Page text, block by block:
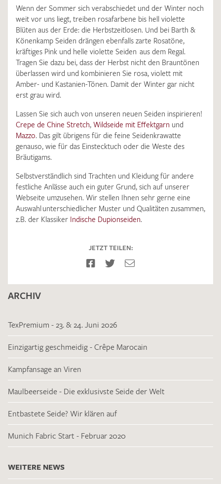
Ich bin damit einverstanden, dass meine angegebenen Daten
zur Beantwortung meiner Musteranfrage genutzt werden.
genommen und akzeptiere diese.
MUSTERANFRAGE SENDEN
Wenn der Sommer sich verabschiedet und der Winter noch
weit vor uns liegt, treiben rosafarbene bis hell violette
Blüten aus der Erde: die Herbstzeitlosen. Und bei Barth &
Könenkamp Seiden drängen ebenfalls zarte Rosatöne,
kräftiges Pink und helle violette Seiden aus dem Regal.
Tragen Sie dazu bei, dass der Herbst nicht den Brauntönen
überlassen wird und kombinieren Sie rosa, violett mit
Amber- und Kastanien-Tönen. Damit der Winter gar nicht
erst grau wird.
Lassen Sie sich auch von unseren neuen Seiden inspirieren!
Crepe de Chine Stretch, Wildseide mit Effektgarn und
Mazzo. Das gilt übrigens für die feine Seidenkrawatte
genauso, wie für das Einstecktuch oder die Weste des
Bräutigams.
Selbstverständlich sind Trachten und Kleidung für andere
festliche Anlässe auch ein guter Grund, sich auf unserer
Webseite umzusehen. Wir stellen Ihnen sehr gerne eine
Auswahl unterschiedlicher Muster und Qualitäten zusammen,
z.B. der Klassiker Indische Dupionseiden.
JETZT TEILEN:
ARCHIV
TexPremium - 23. & 24. Juni 2026
Einzigartig geschmeidig - Crêpe Marocain
Kampfansage an Viren
Maulbeerseide - Die exklusivste Seide der Welt
Entbastete Seide? Wir klären auf
Munich Fabric Start - Februar 2020
WEITERE NEWS